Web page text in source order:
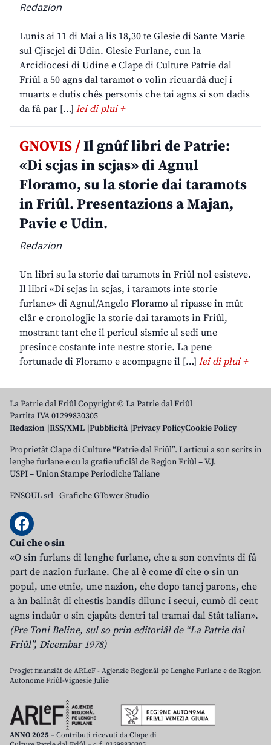
Redazion
Lunis ai 11 di Mai a lis 18,30 te Glesie di Sante Marie
sul Cjiscjel di Udin. Glesie Furlane, cun la
Arcidiocesi di Udine e Clape di Culture Patrie dal
Friûl a 50 agns dal taramot o volìn ricuardâ ducj i
muarts e dutis chês personis che tai agns si son dadis
da fâ par […] lei di plui +
GNOVIS /Il gnûf libri de Patrie:
«Di scjas in scjas» di Agnul
Floramo, su la storie dai taramots
in Friûl. Presentazions a Majan,
Pavie e Udin.
Redazion
Un libri su la storie dai taramots in Friûl nol esisteve.
Il libri «Di scjas in scjas, i taramots inte storie
furlane» di Agnul/Angelo Floramo al ripasse in mût
clâr e cronologjic la storie dai taramots in Friûl,
mostrant tant che il pericul sismic al sedi une
presince costante inte nestre storie. La pene
fortunade di Floramo e acompagne il […] lei di plui +
La Patrie dal Friûl Copyright © La Patrie dal Friûl
Partita IVA 01299830305
Redazion RSS/XML Pubblicità Privacy PolicyCookie Policy
Proprietât Clape di Culture “Patrie dal Friûl”. I articui a son scrits in
lenghe furlane e cu la grafie uficiâl de Regjon Friûl – V.J.
USPI – Union Stampe Periodiche Taliane
ENSOUL srl-Grafiche GTower Studio
Cui che o sin
«O sin furlans di lenghe furlane, che a son convints di fâ
part de nazion furlane. Che al è come dî che o sin un
popul, une etnie, une nazion, che dopo tancj parons, che
a àn balinât di chestis bandis dilunc i secui, cumò di cent
agns indaûr o sin cjapâts dentri tal tramai dal Stât talian».
(Pre Toni Beline, sul so prin editoriâl de “La Patrie dal
Friûl”, Dicembar 1978)
Progjet finanziât de ARLeF - Agjenzie Regjonâl pe Lenghe Furlane e de Regjon
Autonome Friûl-Vignesie Julie
ANNO 2025 – Contributi ricevuti da Clape di